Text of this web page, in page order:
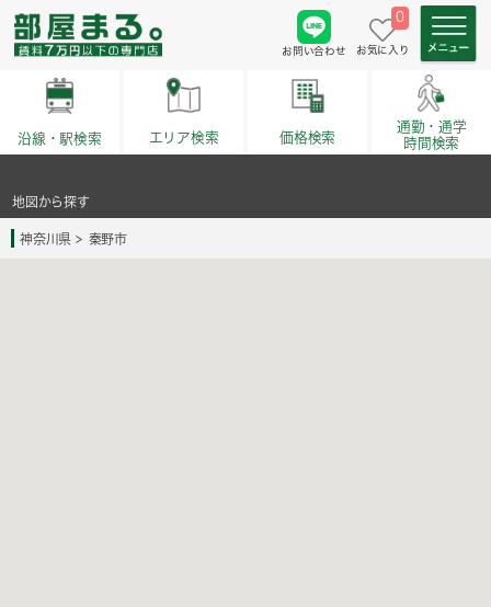
お問い合わせ
0
お気に入り
沿線・駅検索 エリア検索 価格検索
通勤・通学
時間検索
地図から探す
神奈川県 秦野市